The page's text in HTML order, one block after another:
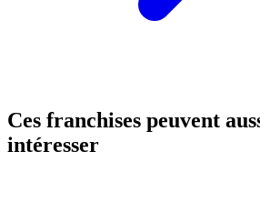
Ces franchises peuvent
intéresser